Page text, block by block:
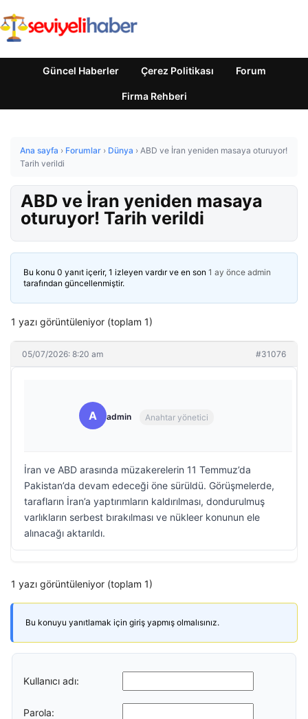
Güncel Haberler Çerez Politikası Forum
Firma Rehberi
Ana sayfa › Forumlar › Dünya › ABD ve İran yeniden masaya oturuyor!
Tarih verildi
ABD ve İran yeniden masaya
oturuyor! Tarih verildi
Bu konu 0 yanıt içerir, 1 izleyen vardır ve en son 1 ay önce admin
tarafından güncellenmiştir.
1 yazı görüntüleniyor (toplam 1)
05/07/2026: 8:20 am #31076
A admin Anahtar yönetici
İran ve ABD arasında müzakerelerin 11 Temmuz’da
Pakistan’da devam edeceği öne sürüldü. Görüşmelerde,
tarafların İran’a yaptırımların kaldırılması, dondurulmuş
varlıkların serbest bırakılması ve nükleer konunun ele
alınacağı aktarıldı.
1 yazı görüntüleniyor (toplam 1)
Bu konuyu yanıtlamak için giriş yapmış olmalısınız.
Kullanıcı adı:
Parola: